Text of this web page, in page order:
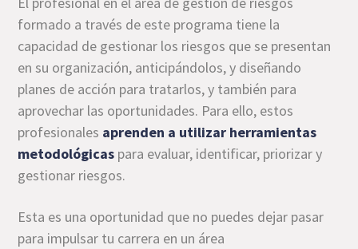
formado a través de este programa tiene la
capacidad de gestionar los riesgos que se presentan
en su organización, anticipándolos, y diseñando
planes de acción para tratarlos, y también para
aprovechar las oportunidades. Para ello, estos
profesionales aprenden a utilizar herramientas
metodológicas para evaluar, identificar, priorizar y
gestionar riesgos.
Esta es una oportunidad que no puedes dejar pasar
para impulsar tu carrera en un área